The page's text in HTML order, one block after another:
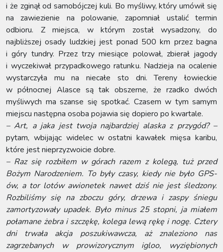
i że zginął od samobójczej kuli. Bo myśliwy, który umówił się
na zawiezienie na polowanie, zapomniał ustalić termin
odbioru. Z miejsca, w którym został wysadzony, do
najbliższej osady ludzkiej jest ponad 500 km przez bagna
i góry tundry. Przez trzy miesiące polował, zbierał jagody
i wyczekiwał przypadkowego ratunku. Nadzieja na ocalenie
wystarczyła mu na niecałe sto dni. Tereny łowieckie
w północnej Alasce są tak obszerne, że rzadko dwóch
myśliwych ma szanse się spotkać. Czasem w tym samym
miejscu następna osoba pojawia się dopiero po kwartale.
– Art, a jaka jest twoja najbardziej alaska z przygód? –
pytam, wbijając widelec w ostatni kawałek mięsa karibu,
które jest nieprzyzwoicie dobre.
– Raz się rozbiłem w górach razem z kolegą, tuż przed
Bożym Narodzeniem. To były czasy, kiedy nie było GPS-
ów, a tor lotów awionetek nawet dziś nie jest śledzony.
Rozbiliśmy się na zboczu góry, drzewa i zaspy śniegu
zamortyzowały upadek. Było minus 25 stopni, ja miałem
połamane żebra i szczękę, kolega lewą rękę i nogę. Cztery
dni trwała akcja poszukiwawcza, aż znaleziono nas
zagrzebanych w prowizorycznym igloo, wyziębionych